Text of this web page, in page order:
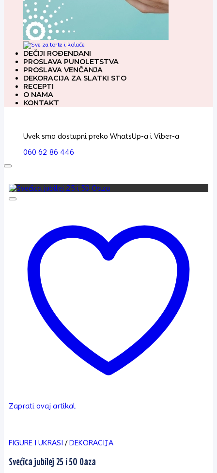
DEČIJI ROĐENDANI
PROSLAVA PUNOLETSTVA
PROSLAVA VENČANJA
DEKORACIJA ZA SLATKI STO
RECEPTI
O NAMA
KONTAKT
Uvek smo dostupni preko WhatsUp-a i Viber-a
060 62 86 446
Zaprati ovaj artikal
FIGURE I UKRASI / DEKORACIJA
Svećica jubilej 25 i 50 Oaza